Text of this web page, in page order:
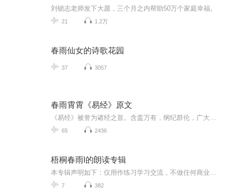
刘锁志老师发下大愿，三个月之内帮助50万个家庭幸福。
21 1.2万
春雨仙女的诗歌花园
37 3057
春雨霄霄《易经》原文
65 2436
梧桐春雨l的朗读专辑
7 382